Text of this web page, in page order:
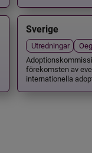
Sverige
Utredningar
förekomsten av
internationella